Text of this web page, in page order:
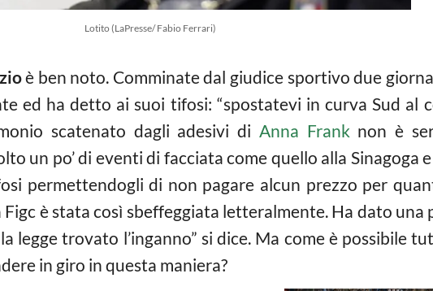
Lotito (LaPresse/ Fabio Ferrari)
è ben noto. Comminate dal giudice sportivo due
ed ha detto ai suoi tifosi: “spostatevi in curva Sud al
scatenato dagli adesivi di Anna Frank non è
un po’ di eventi di facciata come quello alla Sinagoga
permettendogli di non pagare alcun prezzo per
è stata così sbeffeggiata letteralmente. Ha dato una
legge trovato l’inganno” si dice. Ma come è possibile
in giro in questa maniera?